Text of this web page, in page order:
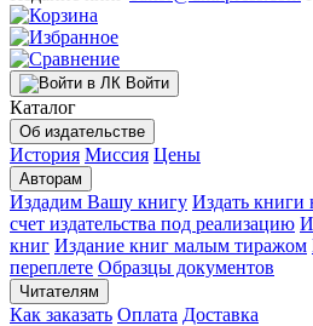
Войти
Каталог
Об издательстве
История Миссия Цены
Авторам
Издадим Вашу книгу Издать книги
счет издательства под реализацию
книг Издание книг малым тиражом
переплете Образцы документов
Читателям
Как заказать Оплата Доставка